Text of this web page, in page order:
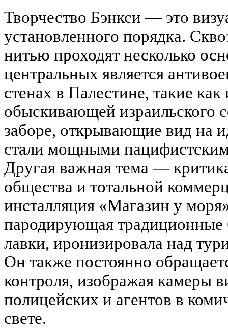
Творчество Бэнкси — это
установленного порядка.
нитью проходят несколько
центральных является
стенах в Палестине, такие
обыскивающей израильского
заборе, открывающие вид на
стали мощными
Другая важная тема —
общества и тотальной
инсталляция «Магазин у
пародирующая традиционные
лавки, иронизировала над
Он также постоянно
контроля, изображая камеры
полицейских и агентов в
свете.